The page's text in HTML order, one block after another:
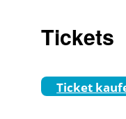
Tickets
Ticket